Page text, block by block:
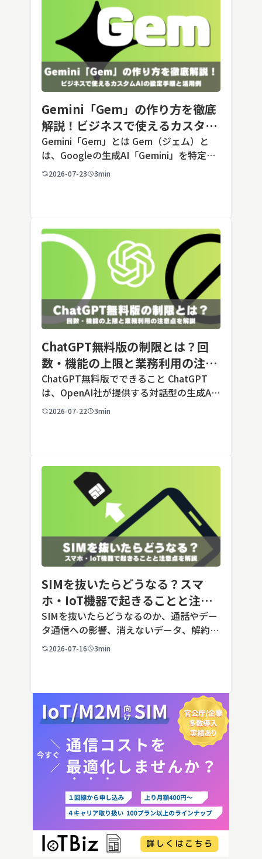
Gemini「Gem」の作り方を徹底
解説！ビジネスで使えるカスタム
AIの設定手順と活用例
Gemini「Gem」とは Gem（ジェム）と
は、Googleの生成AI「Gemini」を特定の
用途に合わせてカスタマイズできる機能で
2026-07-23 3min
ChatGPT無料版の制限とは？回
数・機能の上限と業務利用の注意
点を解説【2026年最新】
ChatGPT無料版でできること ChatGPT
は、OpenAI社が提供する対話型の生成AI
サービスです。アカウントを登録すれば無
2026-07-22 3min
SIMを抜いたらどうなる？スマ
ホ・IoT機器で起きることと注意
点を解説
SIMを抜いたらどうなるのか、通話やデー
タ通信への影響、消えないデータ、解約や
端末譲渡時の注意点を整理。さらに法人・
2026-07-16 3min